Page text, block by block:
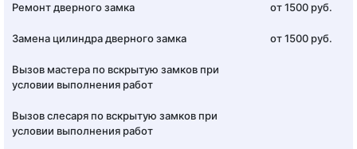
Ремонт дверного замка от 1500 руб.
Замена цилиндра дверного замка от 1500 руб.
Вызов мастера по вскрытую замков при
условии выполнения работ
Вызов слесаря по вскрытую замков при
условии выполнения работ